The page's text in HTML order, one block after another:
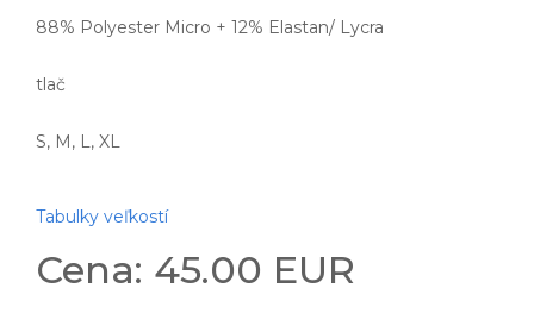
88% Polyester Micro + 12% Elastan/ Lycra
tlač
S, M, L, XL
Tabulky veľkostí
Cena: 45.00 EUR